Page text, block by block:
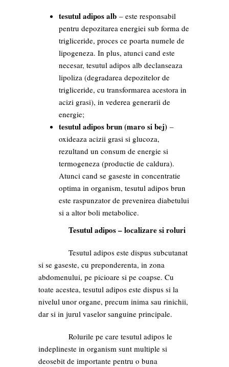
tesutul adipos alb – este responsabil
pentru depozitarea energiei sub forma de
trigliceride, proces ce poarta numele de
lipogeneza. In plus, atunci cand este
necesar, tesutul adipos alb declanseaza
lipoliza (degradarea depozitelor de
trigliceride, cu transformarea acestora in
acizi grasi), in vederea generarii de
energie;
tesutul adipos brun (maro si bej) –
oxideaza acizii grasi si glucoza,
rezultand un consum de energie si
termogeneza (productie de caldura).
Atunci cand se gaseste in concentratie
optima in organism, tesutul adipos brun
este raspunzator de prevenirea diabetului
si a altor boli metabolice.
Tesutul adipos – localizare si roluri
Tesutul adipos este dispus subcutanat
si se gaseste, cu preponderenta, in zona
abdomenului, pe picioare si pe coapse. Cu
toate acestea, tesutul adipos este dispus si la
nivelul unor organe, precum inima sau rinichii,
dar si in jurul vaselor sanguine principale.
Rolurile pe care tesutul adipos le
indeplineste in organism sunt multiple si
deosebit de importante pentru o buna